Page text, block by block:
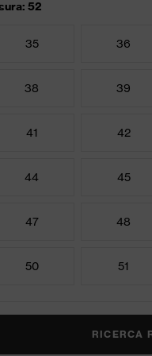
52
35 36
38 39
41 42
44 45
47 48
50 51
RICERCA